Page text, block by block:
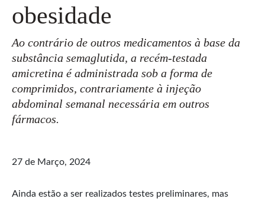
obesidade
Ao contrário de outros medicamentos à base da
substância semaglutida, a recém-testada
amicretina é administrada sob a forma de
comprimidos, contrariamente à injeção
abdominal semanal necessária em outros
fármacos.
27 de Março, 2024
Ainda estão a ser realizados testes preliminares, mas